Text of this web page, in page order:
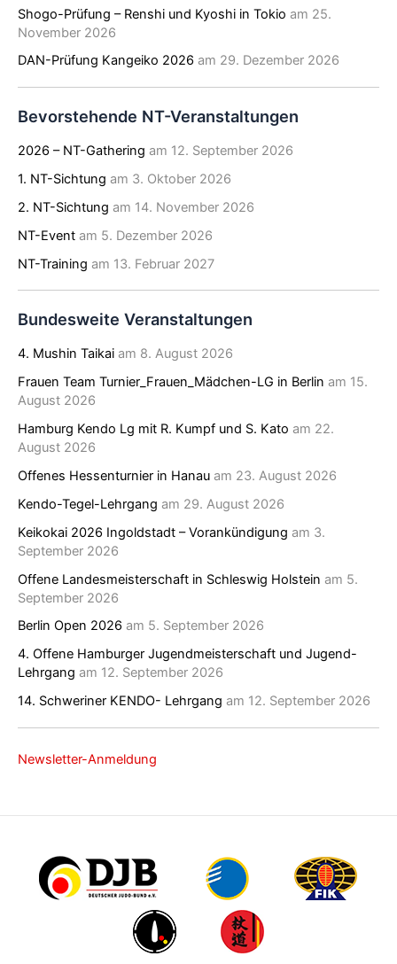
Shogo-Prüfung – Renshi und Kyoshi in Tokio am 25.
November 2026
DAN-Prüfung Kangeiko 2026 am 29. Dezember 2026
Bevorstehende NT-Veranstaltungen
2026 – NT-Gathering am 12. September 2026
1. NT-Sichtung am 3. Oktober 2026
2. NT-Sichtung am 14. November 2026
NT-Event am 5. Dezember 2026
NT-Training am 13. Februar 2027
Bundesweite Veranstaltungen
4. Mushin Taikai am 8. August 2026
Frauen Team Turnier_Frauen_Mädchen-LG in Berlin am 15.
August 2026
Hamburg Kendo Lg mit R. Kumpf und S. Kato am 22.
August 2026
Offenes Hessenturnier in Hanau am 23. August 2026
Kendo-Tegel-Lehrgang am 29. August 2026
Keikokai 2026 Ingoldstadt – Vorankündigung am 3.
September 2026
Offene Landesmeisterschaft in Schleswig Holstein am 5.
September 2026
Berlin Open 2026 am 5. September 2026
4. Offene Hamburger Jugendmeisterschaft und Jugend-
Lehrgang am 12. September 2026
14. Schweriner KENDO- Lehrgang am 12. September 2026
Newsletter-Anmeldung